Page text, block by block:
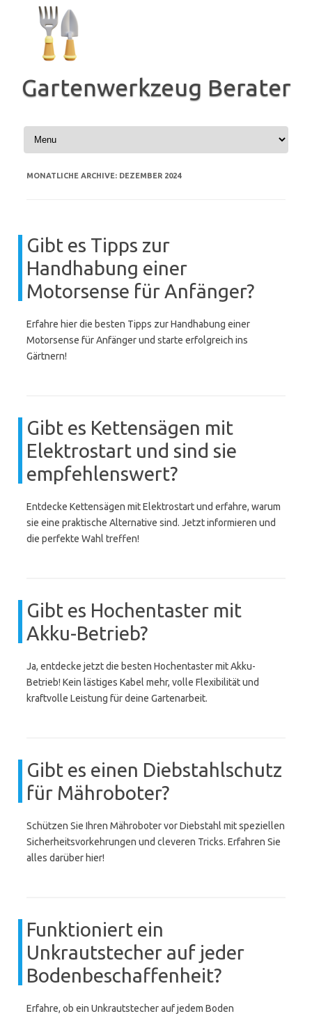
Inhalt
springen
Gartenwerkzeug Berater
MONATLICHE ARCHIVE: DEZEMBER 2024
Gibt es Tipps zur
Handhabung einer
Motorsense für Anfänger?
Erfahre hier die besten Tipps zur Handhabung einer
Motorsense für Anfänger und starte erfolgreich ins
Gärtnern!
Gibt es Kettensägen mit
Elektrostart und sind sie
empfehlenswert?
Entdecke Kettensägen mit Elektrostart und erfahre, warum
sie eine praktische Alternative sind. Jetzt informieren und
die perfekte Wahl treffen!
Gibt es Hochentaster mit
Akku-Betrieb?
Ja, entdecke jetzt die besten Hochentaster mit Akku-
Betrieb! Kein lästiges Kabel mehr, volle Flexibilität und
kraftvolle Leistung für deine Gartenarbeit.
Gibt es einen Diebstahlschutz
für Mähroboter?
Schützen Sie Ihren Mähroboter vor Diebstahl mit speziellen
Sicherheitsvorkehrungen und cleveren Tricks. Erfahren Sie
alles darüber hier!
Funktioniert ein
Unkrautstecher auf jeder
Bodenbeschaffenheit?
Erfahre, ob ein Unkrautstecher auf jedem Boden